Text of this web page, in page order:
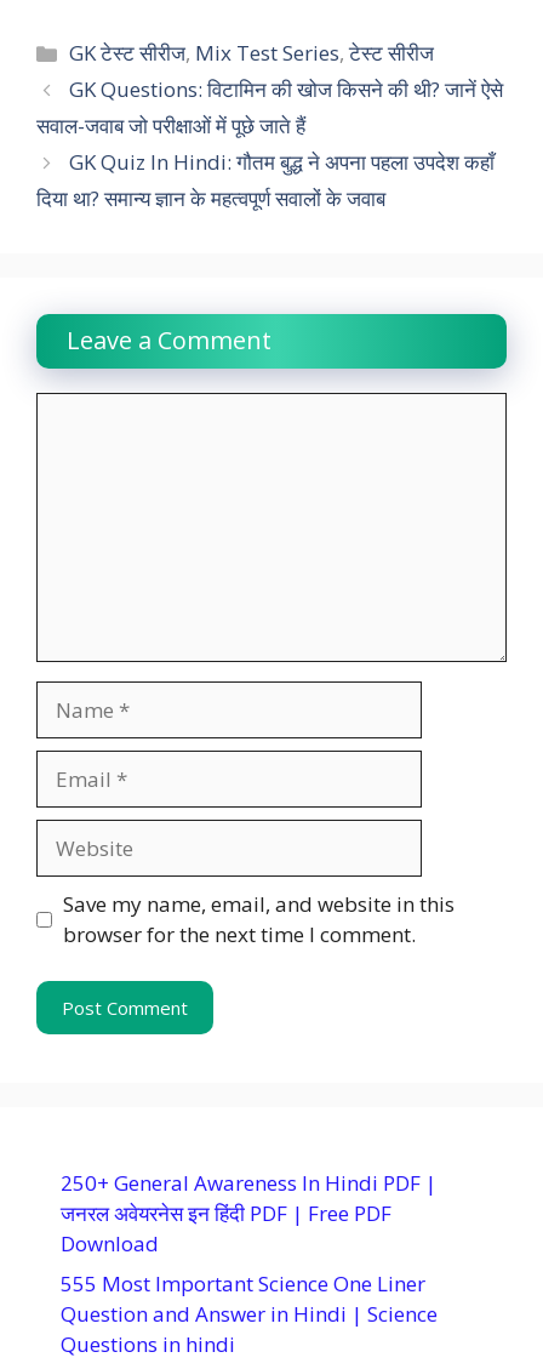
c
e
b
o
o
a
t
s
A
p
i
t
t
e
r
n
k
e
d
I
l
e
g
r
a
p
y
i
n
a
r
Categories
GK टेस्ट सीरीज, Mix Test Series,टेस्ट सीरीज
GK Questions: विटामिन की खोज किसने की थी? जानें ऐसे
सवाल-जवाब जो परीक्षाओं में पूछे जाते हैं
GK Quiz In Hindi: गौतम बुद्ध ने अपना पहला उपदेश कहाँ
दिया था? समान्य ज्ञान के महत्वपूर्ण सवालों के जवाब
Leave a Comment
Save my name, email, and website in this
browser for the next time I comment.
250+ General Awareness In Hindi PDF |
जनरल अवेयरनेस इन हिंदी PDF | Free PDF
Download
555 Most Important Science One Liner
Question and Answer in Hindi | Science
Questions in hindi